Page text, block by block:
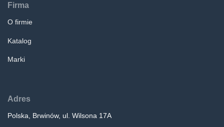
Firma
O firmie
Katalog
Marki
Adres
Polska, Brwinów, ul. Wilsona 17A